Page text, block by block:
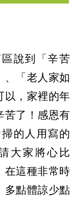
說到「辛苦
、「老人家如
以，家裡的年
苦了！感恩有
的人用寫的
大家將心比
在這種非常時
多點體諒少點